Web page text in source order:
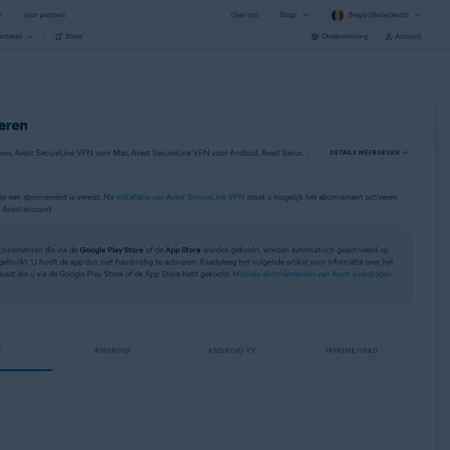
Voor partners Over ons Blogs België (Nederlands)
Store Ondersteuning Account
Van toepassing op Avast SecureLine VPN voor Windows, Avast SecureLine VPN voor Mac, Avast SecureLine VPN voor Android, Avast SecureLine VPN voor iOS DETAILS WEERGEVEN
/ Enterprise / Ultimate – Service Pack 1, 32-/64-bits
een abonnement is vereist. Na installatie van Avast SecureLine VPN moet u mogelijk het abonnement activeren
account.
die via de Google Play Store of de App Store worden gekocht, worden automatisch geactiveerd op
U hoeft de app dus niet handmatig te activeren. Raadpleeg het volgende artikel voor informatie over het
die u via de Google Play Store of de App Store hebt gekocht: Mobiele abonnementen van Avast overdragen
ANDROID ANDROID TV IPHONE/IPAD